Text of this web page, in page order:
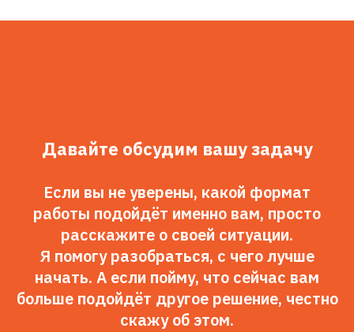
Давайте обсудим вашу задачу
Если вы не уверены, какой формат
работы подойдёт именно вам, просто
расскажите о своей ситуации.
Я помогу разобраться, с чего лучше
начать. А если пойму, что сейчас вам
больше подойдёт другое решение, честно
скажу об этом.